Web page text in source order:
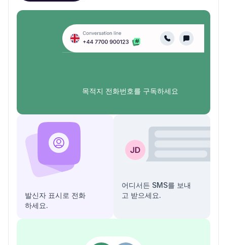
목적지 전화번호를 구독하세요
발신자 표시로 전화
하세요.
어디서든 SMS를 보내
고 받으세요.